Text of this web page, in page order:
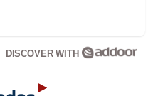
DISCOVER WITH